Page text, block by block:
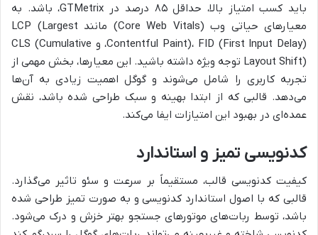
باید کسب امتیاز بالا، حداقل ۸۵ درصد در GTMetrix، باشد. به
معیارهای حیاتی وب (Core Web Vitals) مانند LCP (Largest
Contentful Paint)، FID (First Input Delay)، و CLS (Cumulative
Layout Shift) توجه ویژه داشته باشید. این معیارها، بخش مهمی از
تجربه کاربری را شامل می‌شوند و گوگل اهمیت زیادی به آن‌ها
می‌دهد. قالبی که از ابتدا بهینه و سبک طراحی شده باشد، نقش
عمده‌ای در بهبود این امتیازات ایفا می‌کند.
کدنویسی تمیز و استاندارد
کیفیت کدنویسی قالب، مستقیماً بر سرعت و سئو تاثیر می‌گذارد.
قالبی که با اصول استاندارد کدنویسی و به صورت تمیز طراحی شده
باشد، توسط ربات‌های موتورهای جستجو بهتر خزش و درک می‌شود.